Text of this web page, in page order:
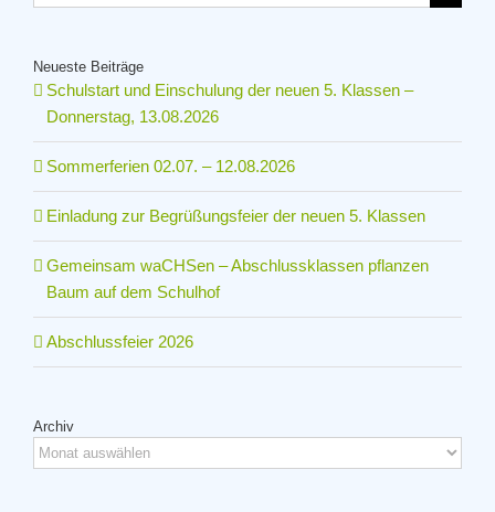
nach:
Neueste Beiträge
Schulstart und Einschulung der neuen 5. Klassen –
Donnerstag, 13.08.2026
Sommerferien 02.07. – 12.08.2026
Einladung zur Begrüßungsfeier der neuen 5. Klassen
Gemeinsam waCHSen – Abschlussklassen pflanzen
Baum auf dem Schulhof
Abschlussfeier 2026
Archiv
Archiv